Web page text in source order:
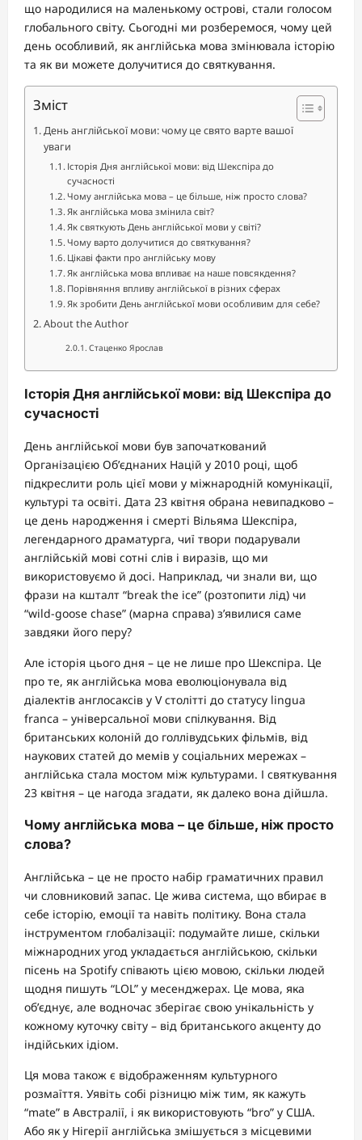
що народилися на маленькому острові, стали голосом
глобального світу. Сьогодні ми розберемося, чому цей
день особливий, як англійська мова змінювала історію
та як ви можете долучитися до святкування.
Зміст
День англійської мови: чому це свято варте вашої
уваги
Історія Дня англійської мови: від Шекспіра до
сучасності
Чому англійська мова – це більше, ніж просто слова?
Як англійська мова змінила світ?
Як святкують День англійської мови у світі?
Чому варто долучитися до святкування?
Цікаві факти про англійську мову
Як англійська мова впливає на наше повсякдення?
Порівняння впливу англійської в різних сферах
Як зробити День англійської мови особливим для себе?
About the Author
Стаценко Ярослав
Історія Дня англійської мови: від Шекспіра до
сучасності
День англійської мови був започаткований
Організацією Об’єднаних Націй у 2010 році, щоб
підкреслити роль цієї мови у міжнародній комунікації,
культурі та освіті. Дата 23 квітня обрана невипадково –
це день народження і смерті Вільяма Шекспіра,
легендарного драматурга, чиї твори подарували
англійській мові сотні слів і виразів, що ми
використовуємо й досі. Наприклад, чи знали ви, що
фрази на кшталт “break the ice” (розтопити лід) чи
“wild-goose chase” (марна справа) з’явилися саме
завдяки його перу?
Але історія цього дня – це не лише про Шекспіра. Це
про те, як англійська мова еволюціонувала від
діалектів англосаксів у V столітті до статусу lingua
franca – універсальної мови спілкування. Від
британських колоній до голлівудських фільмів, від
наукових статей до мемів у соціальних мережах –
англійська стала мостом між культурами. І святкування
23 квітня – це нагода згадати, як далеко вона дійшла.
Чому англійська мова – це більше, ніж просто
слова?
Англійська – це не просто набір граматичних правил
чи словниковий запас. Це жива система, що вбирає в
себе історію, емоції та навіть політику. Вона стала
інструментом глобалізації: подумайте лише, скільки
міжнародних угод укладається англійською, скільки
пісень на Spotify співають цією мовою, скільки людей
щодня пишуть “LOL” у месенджерах. Це мова, яка
об’єднує, але водночас зберігає свою унікальність у
кожному куточку світу – від британського акценту до
індійських ідіом.
Ця мова також є відображенням культурного
розмаїття. Уявіть собі різницю між тим, як кажуть
“mate” в Австралії, і як використовують “bro” у США.
Або як у Нігерії англійська змішується з місцевими